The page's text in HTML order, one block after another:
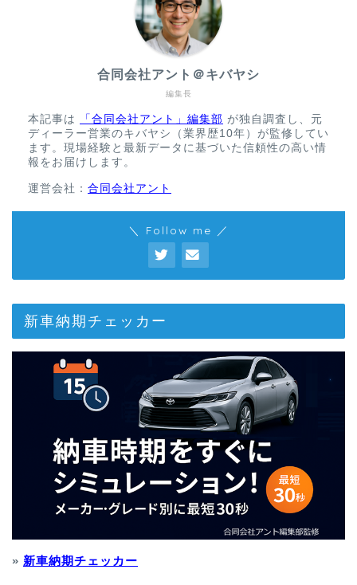
編集長
合同会社アント＠キバヤシ
本記事は 「合同会社アント」編集部 が独自調査し、元
ディーラー営業のキバヤシ（業界歴10年）が監修してい
ます。現場経験と最新データに基づいた信頼性の高い情
報をお届けします。
運営会社： 合同会社アント
＼ Follow me ／
新車納期チェッカー
» 新車納期チェッカー